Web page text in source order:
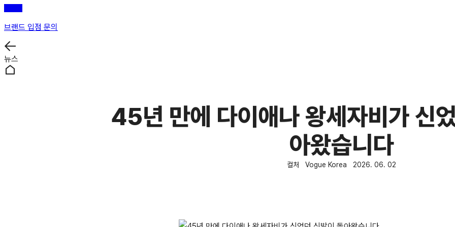
브랜드 입점 문의
뉴스
45년 만에 다이애나 왕세자비가 신
아왔습니다
컬처 Vogue Korea 2026. 06. 02